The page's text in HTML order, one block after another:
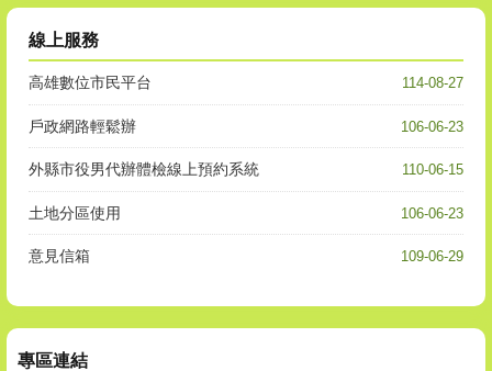
線上服務
114-08-27
高雄數位市民平台
106-06-23
戶政網路輕鬆辦
110-06-15
外縣市役男代辦體檢線上預約系統
106-06-23
土地分區使用
109-06-29
意見信箱
專區連結